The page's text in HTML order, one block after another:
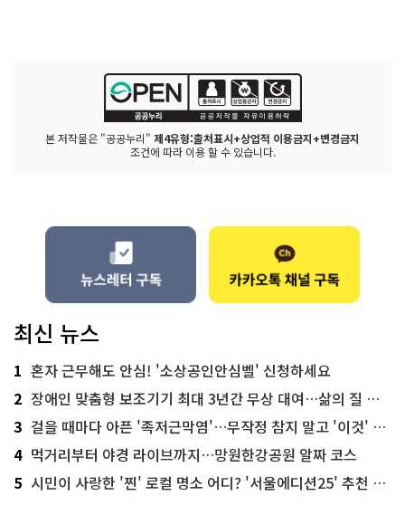
본 저작물은 "공공누리" 제4유형:출처표시+상업적 이용금지+변경금지
조건에 따라 이용 할 수 있습니다.
최신 뉴스
1 혼자 근무해도 안심! '소상공인안심벨' 신청하세요
2 장애인 맞춤형 보조기기 최대 3년간 무상 대여…삶의 질 높인다
3 걸을 때마다 아픈 '족저근막염'…무작정 참지 말고 '이것' 해보세요!
4 먹거리부터 야경 라이브까지…망원한강공원 알짜 코스
5 시민이 사랑한 '찐' 로컬 명소 어디? '서울에디션25' 추천 코스